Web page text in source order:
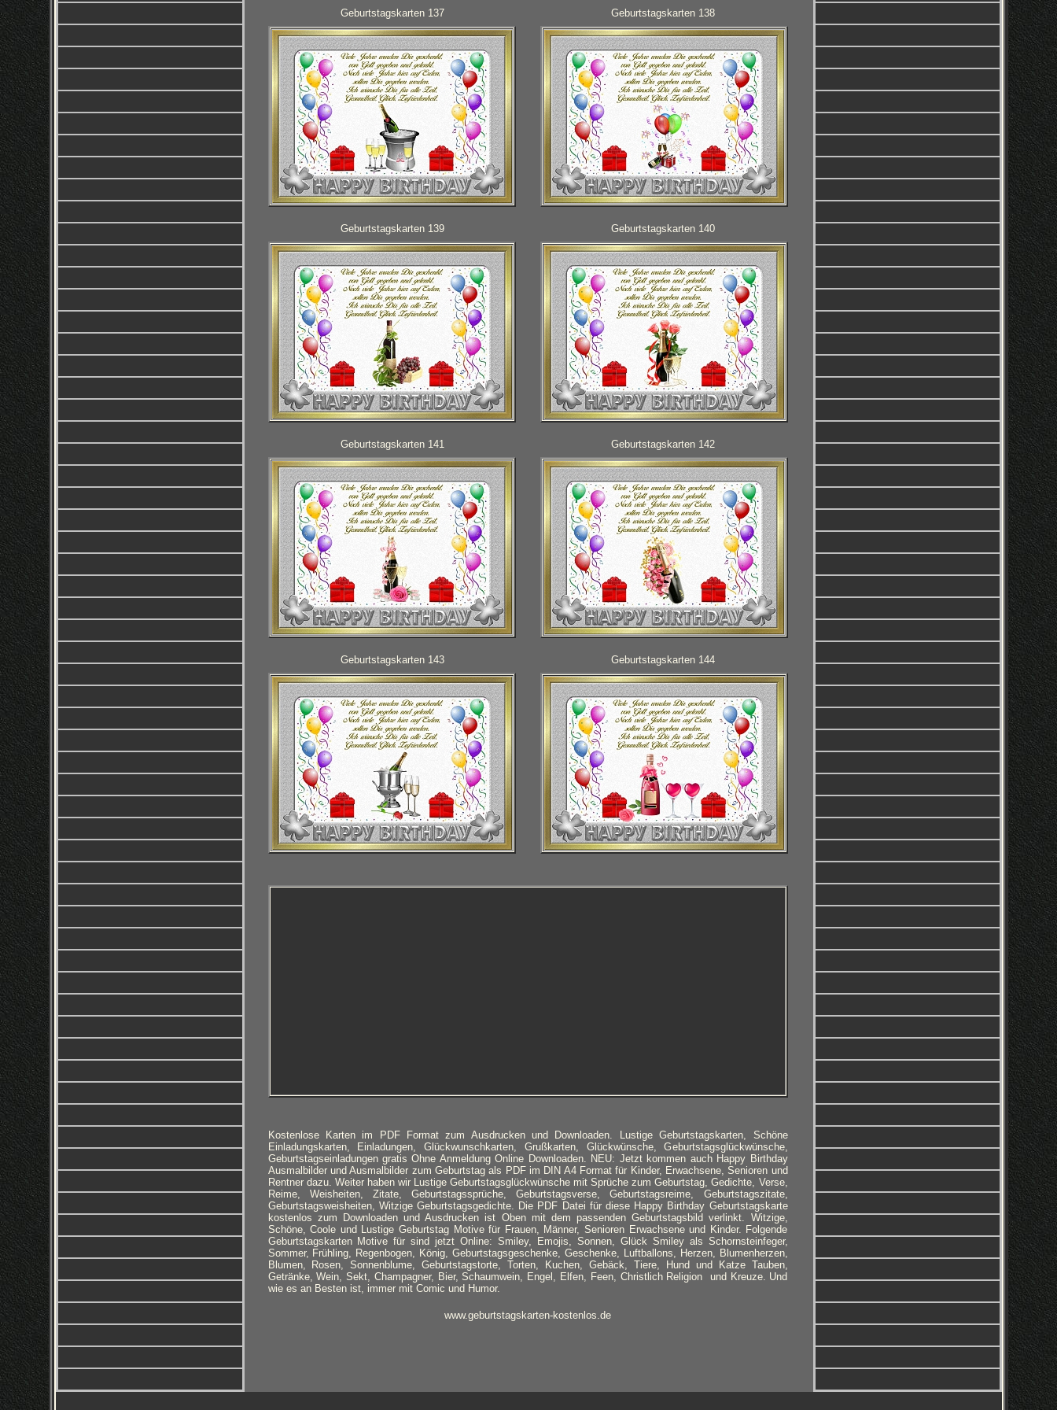
Geburtstagskarten 137 Geburtstagskarten 138
Geburtstagskarten 139 Geburtstagskarten 140
Geburtstagskarten 141 Geburtstagskarten 142
Geburtstagskarten 143 Geburtstagskarten 144
Kostenlose Karten im PDF Format zum Ausdrucken und Downloaden. Lustige Geburtstagskarten, Schöne
Einladungskarten, Einladungen, Glückwunschkarten, Grußkarten, Glückwünsche, Geburtstagsglückwünsche,
Geburtstagseinladungen gratis Ohne Anmeldung Online Downloaden. NEU: Jetzt kommen auch Happy Birthday
Ausmalbilder und Ausmalbilder zum Geburtstag als PDF im DIN A4 Format für Kinder, Erwachsene, Senioren und
Rentner dazu. Weiter haben wir Lustige Geburtstagsglückwünsche mit Sprüche zum Geburtstag, Gedichte, Verse,
Reime, Weisheiten, Zitate, Geburtstagssprüche, Geburtstagsverse, Geburtstagsreime, Geburtstagszitate,
Geburtstagsweisheiten, Witzige Geburtstagsgedichte. Die PDF Datei für diese Happy Birthday Geburtstagskarte
kostenlos zum Downloaden und Ausdrucken ist Oben mit dem passenden Geburtstagsbild verlinkt. Witzige,
Schöne, Coole und Lustige Geburtstag Motive für Frauen, Männer, Senioren Erwachsene und Kinder. Folgende
Geburtstagskarten Motive für sind jetzt Online: Smiley, Emojis, Sonnen, Glück Smiley als Schornsteinfeger,
Sommer, Frühling, Regenbogen, König, Geburtstagsgeschenke, Geschenke, Luftballons, Herzen, Blumenherzen,
Blumen, Rosen, Sonnenblume, Geburtstagstorte, Torten, Kuchen, Gebäck, Tiere, Hund und Katze Tauben,
Getränke, Wein, Sekt, Champagner, Bier, Schaumwein, Engel, Elfen, Feen, Christlich Religion und Kreuze. Und
wie es an Besten ist, immer mit Comic und Humor.
www.geburtstagskarten-kostenlos.de